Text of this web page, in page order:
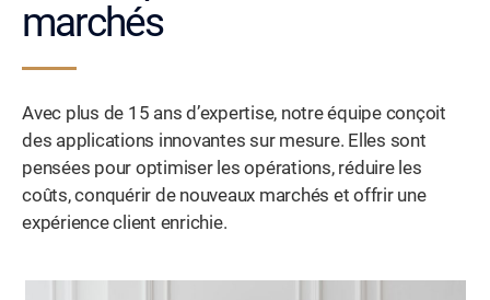
marchés
Avec plus de 15 ans d’expertise, notre équipe conçoit
des applications innovantes sur mesure. Elles sont
pensées pour optimiser les opérations, réduire les
coûts, conquérir de nouveaux marchés et offrir une
expérience client enrichie.